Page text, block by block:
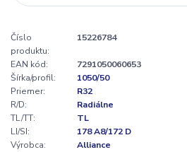
Číslo
produktu:
15226784
EAN kód:
7291050060653
Šírka/profil:
1050/50
Priemer:
R32
R/D:
Radiálne
TL/TT:
TL
LI/SI:
178 A8/172 D
Výrobca:
Alliance